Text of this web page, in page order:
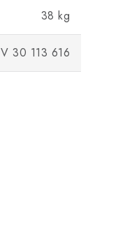
38 kg
V 30 113 616